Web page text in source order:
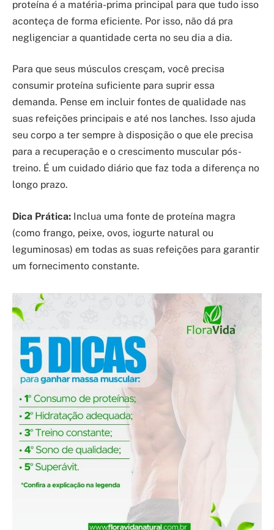
proteína é a matéria-prima principal para que tudo isso
aconteça de forma eficiente. Por isso, não dá pra
negligenciar a quantidade certa no seu dia a dia.
Para que seus músculos cresçam, você precisa
consumir proteína suficiente para suprir essa
demanda. Pense em incluir fontes de qualidade nas
suas refeições principais e até nos lanches. Isso ajuda
seu corpo a ter sempre à disposição o que ele precisa
para a recuperação e o crescimento muscular pós-
treino. É um cuidado diário que faz toda a diferença no
longo prazo.
Dica Prática: Inclua uma fonte de proteína magra
(como frango, peixe, ovos, iogurte natural ou
leguminosas) em todas as suas refeições para garantir
um fornecimento constante.